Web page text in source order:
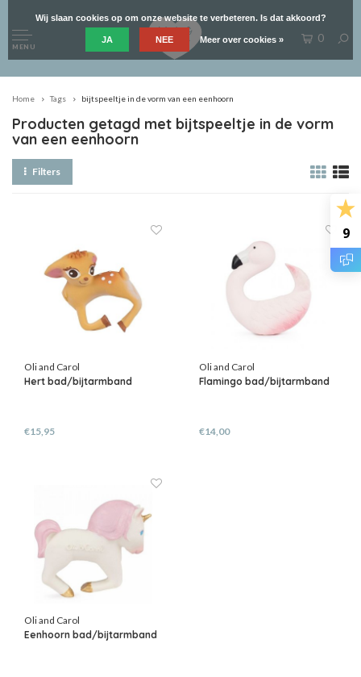
9
MENU
0
Home Tags bijtspeeltje in de vorm van een eenhoorn
Producten getagd met bijtspeeltje in de vorm
van een eenhoorn
Filters
Oli and Carol
Hert bad/bijtarmband
€15,95
Oli and Carol
Flamingo bad/bijtarmband
€14,00
Oli and Carol
Eenhoorn bad/bijtarmband
Wij slaan cookies op om onze website te verbeteren. Is dat akkoord?
JA NEE Meer over cookies »